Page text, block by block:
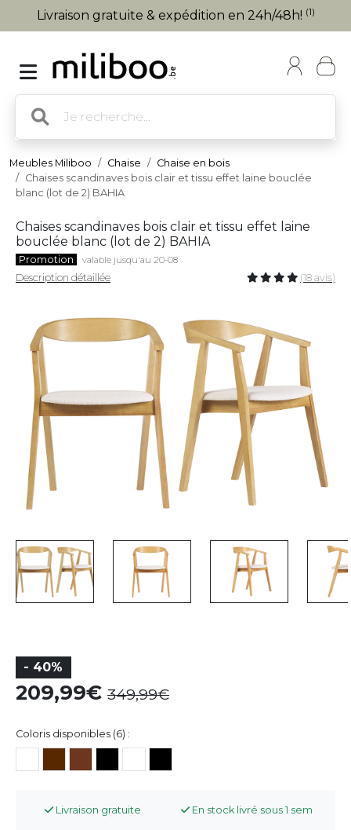
Livraison gratuite & expédition en 24h/48h! (1)
Meubles Miliboo Chaise
Chaise en bois
Chaises scandinaves bois clair et tissu effet laine bouclée
blanc (lot de 2) BAHIA
Chaises scandinaves bois clair et tissu effet laine
bouclée blanc (lot de 2) BAHIA
Promotion valable jusqu'au 20-08
Description détaillée (18 avis)
- 40%
209,99 349,99
Coloris disponibles (6) :
Livraison gratuite En stock livré sous 1 sem